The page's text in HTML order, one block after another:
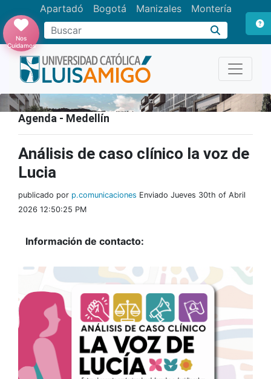
Apartadó Bogotá Manizales Montería
Buscar
Nos
Cuidamos
Agenda - Medellín
Análisis de caso clínico la voz de
Lucia
publicado por p.comunicaciones Enviado Jueves 30th of Abril
2026 12:50:25 PM
Información de contacto: